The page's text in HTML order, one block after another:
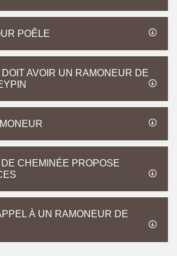
POÊLE
AVOIR UN RAMONEUR DE
CHEMINÉE PROPOSE
À UN RAMONEUR DE